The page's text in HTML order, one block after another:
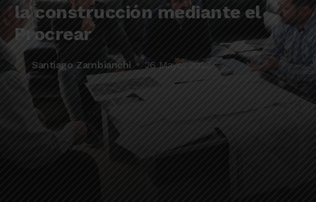
la construcción mediante el
Procrear
Santiago Zambianchi 26 Mayo, 2022